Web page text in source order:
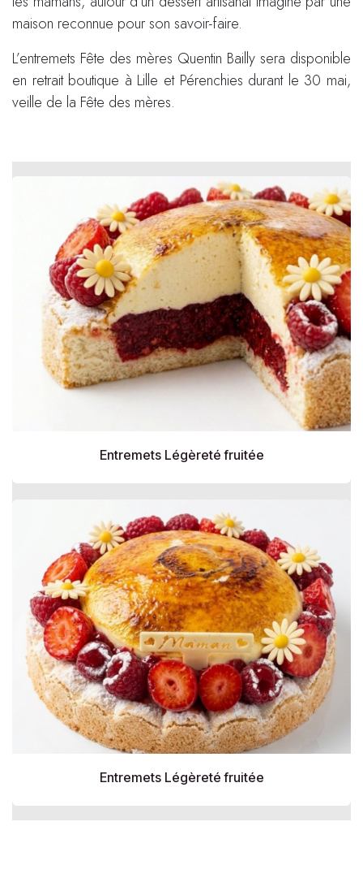
maison reconnue pour son savoir-faire.
L’entremets Fête des mères Quentin Bailly sera disponible
en retrait boutique à Lille et Pérenchies durant le 30 mai,
veille de la Fête des mères.
Entremets Légèreté fruitée
Entremets Légèreté fruitée